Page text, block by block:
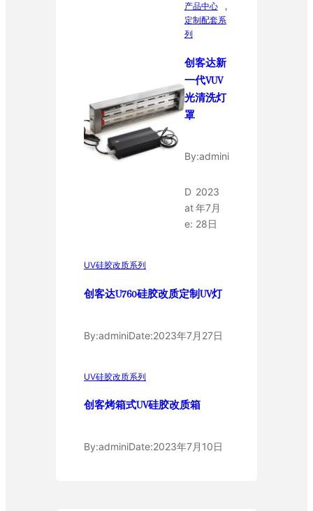
产品中心
,
定制配套系
列
创客达新
一代VUV
光清洗灯
罩
By:admini
D
at
e:
2023
年7月
28日
UV硅胶改质系列
创客达U760硅胶改质定制UV灯
By:adminiDate:2023年7月27日
UV硅胶改质系列
创客烤箱式UV硅胶改质箱
By:adminiDate:2023年7月10日